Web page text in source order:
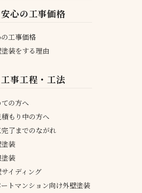
安心の工事価格
工事価格
装をする理由
工事工程・工法
の方へ
もり中の方へ
了までのながれ
装
装
イディング
ートマンション向け外壁塗装